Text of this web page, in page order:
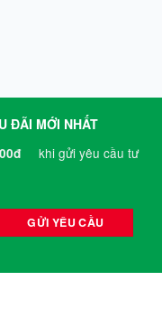
ĐÃI MỚI NHẤT
khi gửi yêu cầu tư